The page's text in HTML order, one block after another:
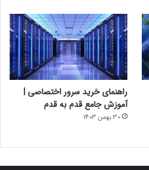
راهنمای خرید سرور اختصاصی |
آموزش جامع قدم به قدم
30 بهمن 1403